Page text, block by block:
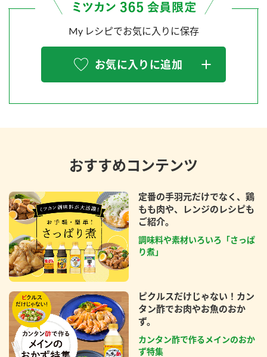
My レシピでお気に入りに保存
お気に入りに追加
おすすめコンテンツ
定番の手羽元だけでなく、鶏
もも肉や、レンジのレシピも
ご紹介。
調味料や素材いろいろ「さっぱ
り煮」
ピクルスだけじゃない！カン
タン酢でお肉やお魚のおか
ず。
カンタン酢で作るメインのおか
ず特集